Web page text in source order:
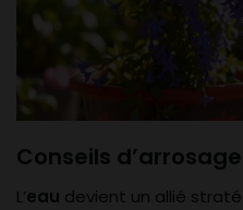
Conseils
L’eau devient un allié